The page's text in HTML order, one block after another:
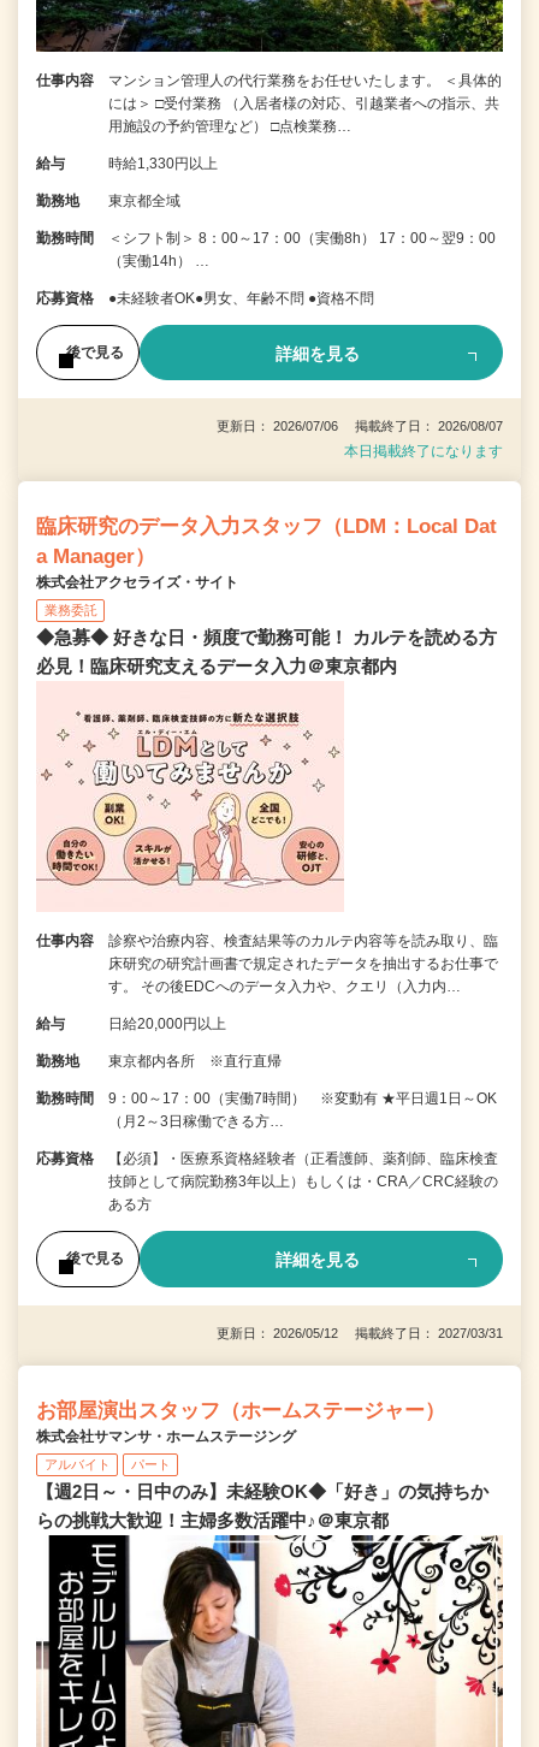
仕事内容
マンション管理人の代行業務をお任せいたします。 ＜具体的
には＞ □受付業務 （入居者様の対応、引越業者への指示、共
用施設の予約管理など） □点検業務…
給与 時給1,330円以上
勤務地 東京都全域
勤務時間
＜シフト制＞ 8：00～17：00（実働8h） 17：00～翌9：00
（実働14h） …
応募資格 ●未経験者OK●男女、年齢不問 ●資格不問
後で見る 詳細を見る
更新日： 2026/07/06 掲載終了日： 2026/08/07
本日掲載終了になります
臨床研究のデータ入力スタッフ（LDM：Local Dat
a Manager）
株式会社アクセライズ・サイト
業務委託
◆急募◆ 好きな日・頻度で勤務可能！ カルテを読める方
必見！臨床研究支えるデータ入力＠東京都内
仕事内容
診察や治療内容、検査結果等のカルテ内容等を読み取り、臨
床研究の研究計画書で規定されたデータを抽出するお仕事で
す。 その後EDCへのデータ入力や、クエリ（入力内…
給与 日給20,000円以上
勤務地 東京都内各所 ※直行直帰
勤務時間
9：00～17：00（実働7時間） ※変動有 ★平日週1日～OK
（月2～3日稼働できる方…
応募資格
【必須】・医療系資格経験者（正看護師、薬剤師、臨床検査
技師として病院勤務3年以上）もしくは・CRA／CRC経験の
ある方
後で見る 詳細を見る
更新日： 2026/05/12 掲載終了日： 2027/03/31
お部屋演出スタッフ（ホームステージャー）
株式会社サマンサ・ホームステージング
アルバイト パート
【週2日～・日中のみ】未経験OK◆「好き」の気持ちか
らの挑戦大歓迎！主婦多数活躍中♪＠東京都